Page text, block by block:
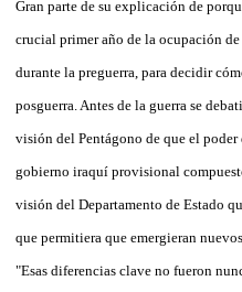
Gran parte de su explicación de
crucial primer año de la ocupación
durante la preguerra, para decidir
posguerra. Antes de la guerra se
visión del Pentágono de que el poder
gobierno iraquí provisional
visión del Departamento de Estado
que permitiera que emergieran
"Esas diferencias clave no fueron